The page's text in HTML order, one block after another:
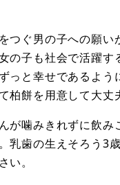
つぐ男の子への願い
の子も社会で活躍す
っと幸せであるよう
柏餅を用意して大丈
が噛みきれずに飲み
乳歯の生えそろう3
い。